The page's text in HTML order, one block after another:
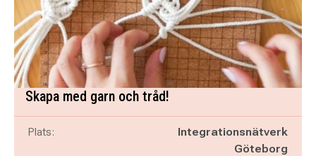
Skapa med garn och tråd!
Plats:
Integrationsnätverk
Göteborg